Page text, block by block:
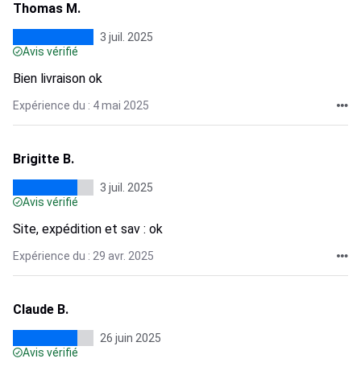
Thomas M.
3 juil. 2025
Avis vérifié
Bien livraison ok
Expérience du : 4 mai 2025
Brigitte B.
3 juil. 2025
Avis vérifié
Site, expédition et sav : ok
Expérience du : 29 avr. 2025
Claude B.
26 juin 2025
Avis vérifié